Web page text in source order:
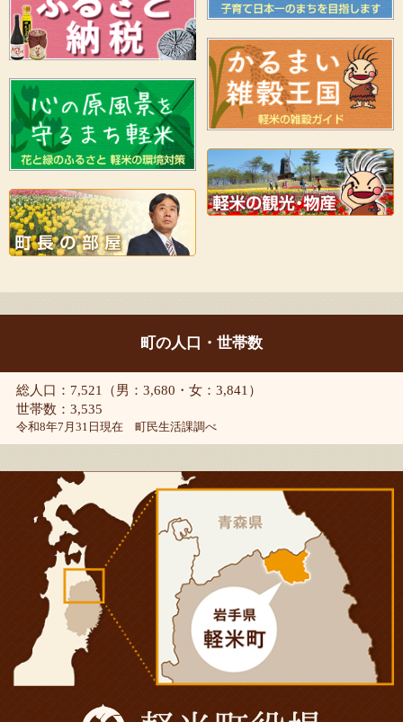
町の人口・世帯数
総人口：7,521（男：3,680・女：3,841）
世帯数：3,535
令和8年7月31日現在 町民生活課調べ